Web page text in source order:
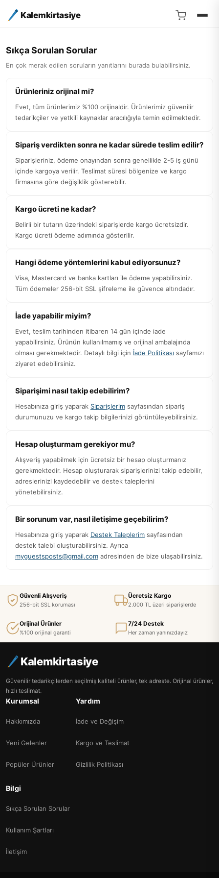
Kalemkirtasiye
Sıkça Sorulan Sorular
En çok merak edilen soruların yanıtlarını burada bulabilirsiniz.
Ürünleriniz orijinal mi?
Evet, tüm ürünlerimiz %100 orijinaldir. Ürünlerimiz güvenilir
tedarikçiler ve yetkili kaynaklar aracılığıyla temin edilmektedir.
Sipariş verdikten sonra ne kadar sürede teslim edilir?
Siparişleriniz, ödeme onayından sonra genellikle 2-5 iş günü
içinde kargoya verilir. Teslimat süresi bölgenize ve kargo
firmasına göre değişiklik gösterebilir.
Kargo ücreti ne kadar?
Belirli bir tutarın üzerindeki siparişlerde kargo ücretsizdir.
Kargo ücreti ödeme adımında gösterilir.
Hangi ödeme yöntemlerini kabul ediyorsunuz?
Visa, Mastercard ve banka kartları ile ödeme yapabilirsiniz.
Tüm ödemeler 256-bit SSL şifreleme ile güvence altındadır.
İade yapabilir miyim?
Evet, teslim tarihinden itibaren 14 gün içinde iade
yapabilirsiniz. Ürünün kullanılmamış ve orijinal ambalajında
olması gerekmektedir. Detaylı bilgi için İade Politikası sayfamızı
ziyaret edebilirsiniz.
Siparişimi nasıl takip edebilirim?
Hesabınıza giriş yaparak Siparişlerim sayfasından sipariş
durumunuzu ve kargo takip bilgilerinizi görüntüleyebilirsiniz.
Hesap oluşturmam gerekiyor mu?
Alışveriş yapabilmek için ücretsiz bir hesap oluşturmanız
gerekmektedir. Hesap oluşturarak siparişlerinizi takip edebilir,
adreslerinizi kaydedebilir ve destek taleplerini
yönetebilirsiniz.
Bir sorunum var, nasıl iletişime geçebilirim?
Hesabınıza giriş yaparak Destek Taleplerim sayfasından
destek talebi oluşturabilirsiniz. Ayrıca
myguestsposts@gmail.com adresinden de bize ulaşabilirsiniz.
Güvenli Alışveriş
256-bit SSL koruması
Ücretsiz Kargo
2.000 TL üzeri siparişlerde
Orijinal Ürünler
%100 orijinal garanti
7/24 Destek
Her zaman yanınızdayız
Kalemkirtasiye
Güvenilir tedarikçilerden seçilmiş kaliteli ürünler, tek adreste. Orijinal ürünler,
hızlı teslimat.
Kurumsal
Hakkımızda
Yeni Gelenler
Popüler Ürünler
Yardım
İade ve Değişim
Kargo ve Teslimat
Gizlilik Politikası
Bilgi
Sıkça Sorulan Sorular
Kullanım Şartları
İletişim